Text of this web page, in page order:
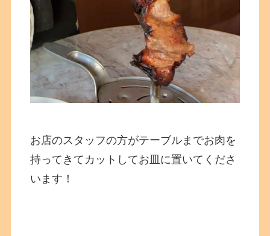
お店のスタッフの方がテーブルまでお肉を
持ってきてカットしてお皿に置いてくださ
います！